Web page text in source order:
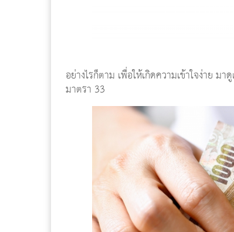
อย่างไรก็ตาม เพื่อให้เกิดความเข้าใจง่าย ม
มาตรา 33